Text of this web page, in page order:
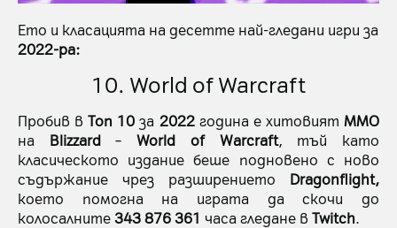
Ето и класацията на десетте най-гледани игри за
2022-ра:
10. World of Warcraft
Пробив вТоп 10 за 2022година е хитовиятMMO
на Blizzard–World of Warcraft, тъй като
класическото издание беше подновено с ново
съдържание чрез разширението Dragonflight,
което помогна на играта да скочи до
колосалните343 876 361 часа гледане в Twitch.